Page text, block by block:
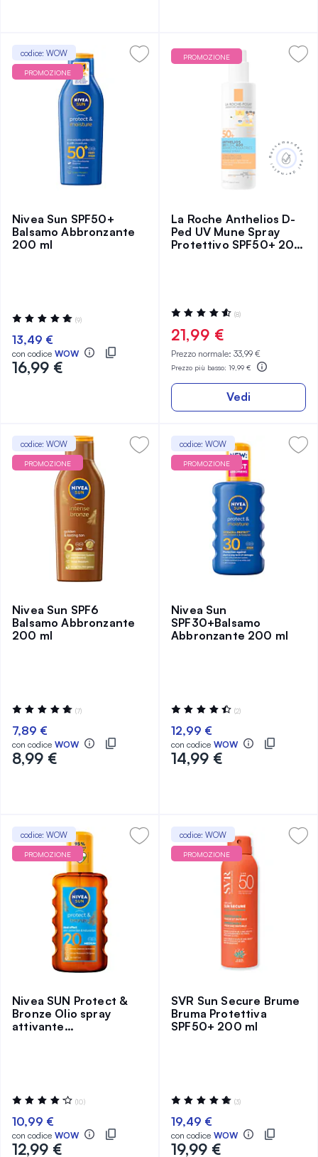
codice: WOW
PROMOZIONE
Nivea Sun SPF50+
Balsamo Abbronzante
200 ml
Valutazione:
100%
(9)
13,49 €
con codice WOW
16,99 €
PROMOZIONE
La Roche Anthelios D-
Ped UV Mune Spray
Protettivo SPF50+ 200
Valutazione:
93%
(8)
21,99 €
Prezzo normale: 33,99 €
Prezzo più basso: 19,99 €
Vedi
codice: WOW
PROMOZIONE
Nivea Sun SPF6
Balsamo Abbronzante
200 ml
Valutazione:
97%
(7)
7,89 €
con codice WOW
8,99 €
codice: WOW
PROMOZIONE
Nivea Sun
SPF30+Balsamo
Abbronzante 200 ml
Valutazione:
90%
(2)
12,99 €
con codice WOW
14,99 €
codice: WOW
PROMOZIONE
Nivea SUN Protect &
Bronze Olio spray
attivante
Valutazione:
86%
(10)
10,99 €
con codice WOW
12,99 €
codice: WOW
PROMOZIONE
SVR Sun Secure Brume
Bruma Protettiva
SPF50+ 200 ml
Valutazione:
100%
(3)
19,49 €
con codice WOW
19,99 €